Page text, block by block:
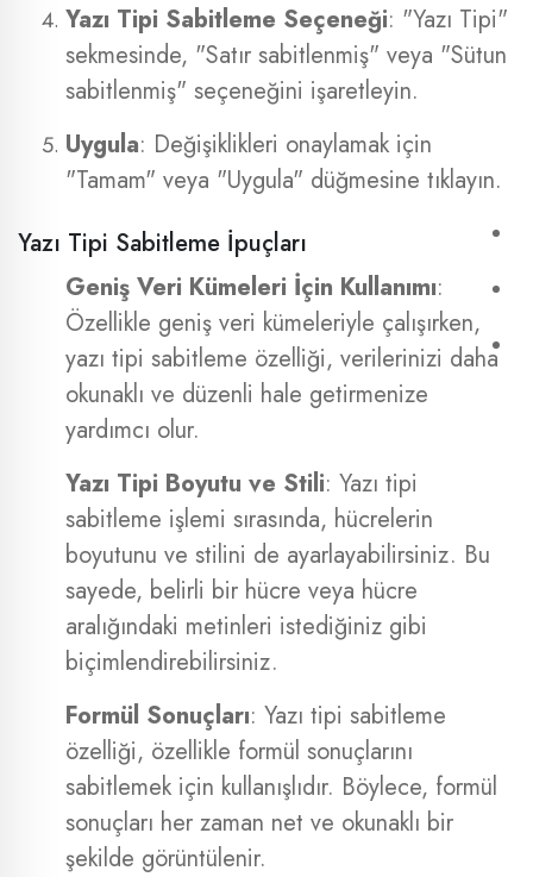
Yazı Tipi Sabitleme Seçeneği: "Yazı Tipi"
sekmesinde, "Satır sabitlenmiş" veya "Sütun
sabitlenmiş" seçeneğini işaretleyin.
Uygula: Değişiklikleri onaylamak için
"Tamam" veya "Uygula" düğmesine tıklayın.
Yazı Tipi Sabitleme İpuçları
Geniş Veri Kümeleri İçin Kullanımı:
Özellikle geniş veri kümeleriyle çalışırken,
yazı tipi sabitleme özelliği, verilerinizi daha
okunaklı ve düzenli hale getirmenize
yardımcı olur.
Yazı Tipi Boyutu ve Stili: Yazı tipi
sabitleme işlemi sırasında, hücrelerin
boyutunu ve stilini de ayarlayabilirsiniz. Bu
sayede, belirli bir hücre veya hücre
aralığındaki metinleri istediğiniz gibi
biçimlendirebilirsiniz.
Formül Sonuçları: Yazı tipi sabitleme
özelliği, özellikle formül sonuçlarını
sabitlemek için kullanışlıdır. Böylece, formül
sonuçları her zaman net ve okunaklı bir
şekilde görüntülenir.